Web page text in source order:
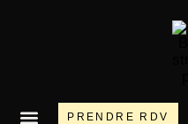
PRENDRE RDV